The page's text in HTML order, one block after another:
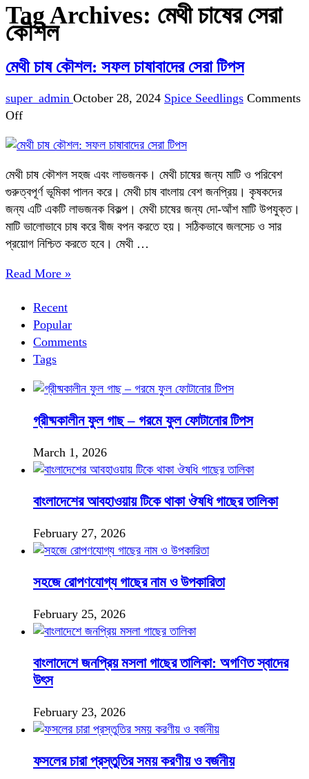
Tag Archives: মেথী চাষের সেরা
কৌশল
মেথী চাষ কৌশল: সফল চাষাবাদের সেরা টিপস
super_admin October 28, 2024 Spice Seedlings Comments
Offon
চাষ
কৌশল:
সফল
চাষাবাদের
সেরা
টিপস
মেথী চাষ কৌশল সহজ এবং লাভজনক। মেথী চাষের জন্য মাটি ও পরিবেশ
গুরুত্বপূর্ণ ভূমিকা পালন করে। মেথী চাষ বাংলায় বেশ জনপ্রিয়। কৃষকদের
জন্য এটি একটি লাভজনক বিকল্প। মেথী চাষের জন্য দো-আঁশ মাটি উপযুক্ত।
মাটি ভালোভাবে চাষ করে বীজ বপন করতে হয়। সঠিকভাবে জলসেচ ও সার
প্রয়োগ নিশ্চিত করতে হবে। মেথী …
Read More »
Recent
Popular
Comments
Tags
গ্রীষ্মকালীন ফুল গাছ – গরমে ফুল ফোটানোর টিপস
March 1, 2026
বাংলাদেশের আবহাওয়ায় টিকে থাকা ঔষধি গাছের তালিকা
February 27, 2026
সহজে রোপণযোগ্য গাছের নাম ও উপকারিতা
February 25, 2026
বাংলাদেশে জনপ্রিয় মসলা গাছের তালিকা: অগণিত স্বাদের
উৎস
February 23, 2026
ফসলের চারা প্রস্তুতির সময় করণীয় ও বর্জনীয়